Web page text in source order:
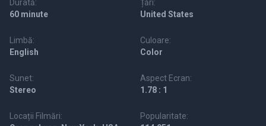
Durată:
60 minute
Țări:
United States
Limbă:
English
Culoare:
Color
Sunet:
Stereo
Aspect Ecran:
1.78 : 1
Locații Filmări:
Popularitate: